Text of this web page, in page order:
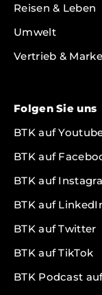
Reisen & Leben
Umwelt
Vertrieb &
Folgen Sie uns
BTK auf
BTK auf
BTK auf
BTK auf
BTK auf Twitter
BTK auf TikTok
BTK Podcast